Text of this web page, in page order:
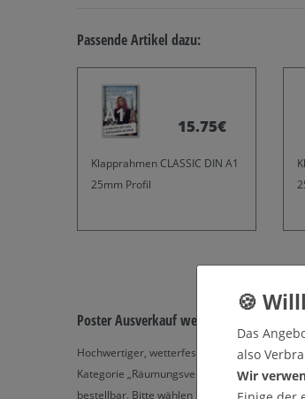
Passende Artikel dazu:
15.75€
Klapprahmen CLASSIC DIN A1
25mm Profil
Poster Ausverkauf wegen Geschäftsaufgabe
Hochwertiger, wetterfester Digitaldruck des
Kategorie „Räumungsverkauf“. Alle Motive
bestellbar. Bitte wählen Sie oben die
Das
also
Wir